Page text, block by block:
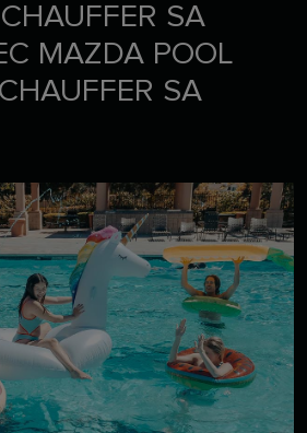
SA
MAZDA POOL
SA